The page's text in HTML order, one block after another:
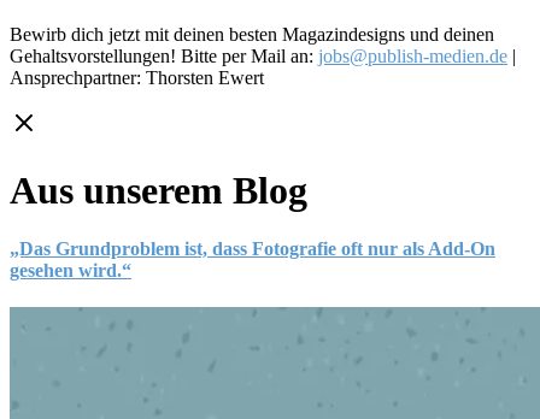
Bewirb dich jetzt mit deinen besten Magazindesigns und deinen
Gehaltsvorstellungen! Bitte per Mail an: jobs@publish-medien.de |
Ansprechpartner: Thorsten Ewert
Aus unserem Blog
„Das Grundproblem ist, dass Fotografie oft nur als Add-On
gesehen wird.“